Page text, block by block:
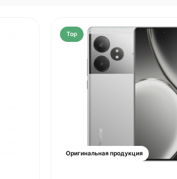
Top
Оригинальная продукция